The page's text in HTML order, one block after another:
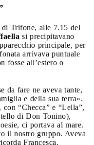
Trifone, alle 7.15 del
si precipitavano
principale, per
arrivava puntuale
fosse all’estero o
da fare ne aveva tante,
e della sua terra».
“Checca” e “Lella”,
di Don Tonino),
ci portava al mare.
il nostro gruppo. Aveva
Francesca.